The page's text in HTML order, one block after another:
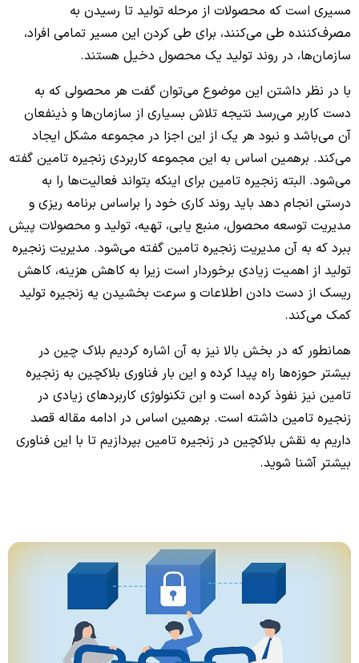
مسیری است که محصولات از مرحله تولید تا رسیدن به
مصرف‌کننده طی می‌کنند، برای طی کردن این مسیر تمامی افراد،
سازمان‌ها، در روند تولید یک محصول دخیل هستند.
با در نظر داشتن این موضوع می‌توان گفت هر محصولی که به
دست کاربر می‌رسد نتیجه تلاش بسیاری از سازمان‌ها و ذینفعان
آن می‌باشد و نبود هر یک از این اجزا در مجموعه مشکل ایجاد
می‌کند. برهمین اساس به این مجموعه کاربردی زنجیره تامین گفته
می‌شود. البته زنجیره تامین برای اینکه بتواند فعالیت‌ها را به
درستی انجام دهد باید روند کاری خود را براساس برنامه ریزی و
مدیریت توسعه محصول، منبع یابی، تهیه، تولید و محصولات پیش
ببرد که به آن مدیریت زنجیره تامین گفته می‌شود. مدیریت زنجیره
تولید از اهمیت زیادی برخوردار است زیرا به کاهش هزینه، کاهش
ریسک از دست دادن اطلاعات و سرعت بخشیدن یه زنجیره تولید
کمک می‌کند.
همانطور که در بخش بالا نیز به آن اشاره کردیم بلاک چین در
بیشتر حوزه‌ها راه پیدا کرده و این بار فناوری بلاکچین به زنجیره
تامین نیز نفوذ کرده است و ابن تکنولوژی کاربردهای زیادی در
زنجیره تامین داشته است. برهمین اساس در ادامه مقاله قصد
داریم به نقش بلاکچین در زنجیره تامین بپردازیم تا با این فناوری
بیشتر آشنا شوید.